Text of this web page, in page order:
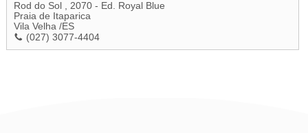
Rod do Sol , 2070 - Ed. Royal Blue
Praia de Itaparica
Vila Velha /ES
(027) 3077-4404